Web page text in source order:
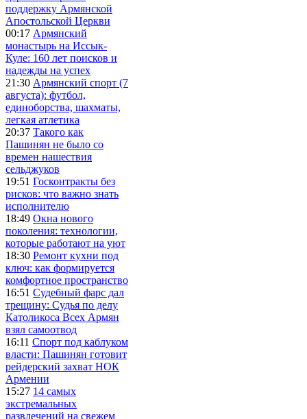
поддержку Армянской
Апостольской Церкви
00:17 Армянский
монастырь на Иссык-
Куле: 160 лет поисков и
надежды на успех
21:30 Армянский спорт (7
августа): футбол,
единоборства, шахматы,
легкая атлетика
20:37 Такого как
Пашинян не было со
времен нашествия
сельджуков
19:51 Госконтракты без
рисков: что важно знать
исполнителю
18:49 Окна нового
поколения: технологии,
которые работают на уют
18:30 Ремонт кухни под
ключ: как формируется
комфортное пространство
16:51 Судебный фарс дал
трещину: Судья по делу
Католикоса Всех Армян
взял самоотвод
16:11 Спорт под каблуком
власти: Пашинян готовит
рейдерский захват НОК
Армении
15:27 14 самых
экстремальных
развлечений на свежем